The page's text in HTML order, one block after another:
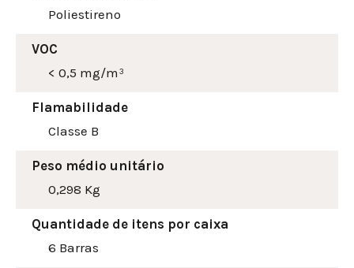
Poliestireno
VOC
< 0,5 mg/m³
Flamabilidade
Classe B
Peso médio unitário
0,298 Kg
Quantidade de itens por caixa
6 Barras